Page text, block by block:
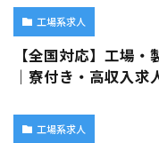
工場系求人
【全国対応】工場
｜寮付き・高収入求
工場系求人